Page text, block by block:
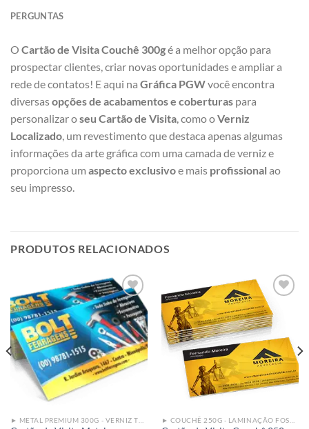
PERGUNTAS
O Cartão de Visita Couchê 300gé a melhor opção para
prospectar clientes, criar novas oportunidades e ampliar a
rede de contatos! E aqui na Gráfica PGWvocê encontra
diversasopções de acabamentos e coberturas para
personalizar oseu Cartão de Visita, como oVerniz
Localizado, um revestimento que destaca apenas algumas
informações da arte gráfica com uma camada de verniz e
proporciona um aspecto exclusivoe mais profissional ao
seu impresso.
PRODUTOS RELACIONADOS
Add to
wishlist
Add to
wishlist